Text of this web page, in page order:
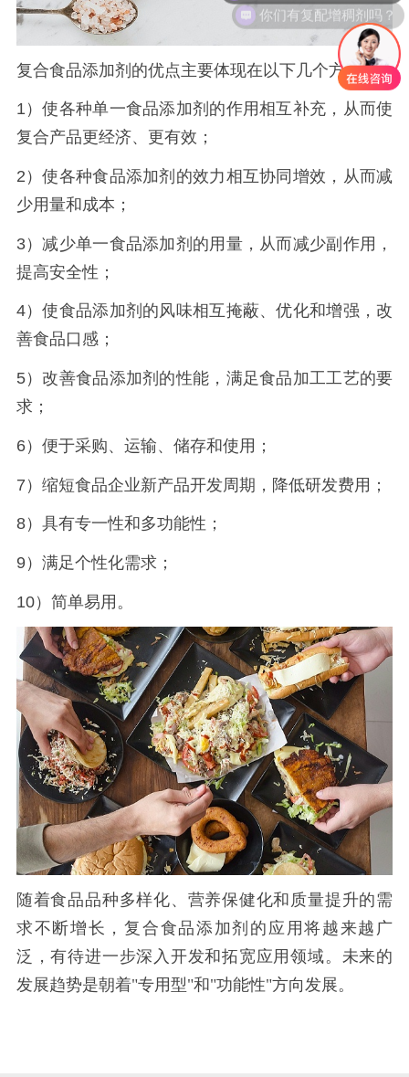
复合食品添加剂的优点主要体现在以下几个方面：
1）使各种单一食品添加剂的作用相互补充，从而使
复合产品更经济、更有效；
2）使各种食品添加剂的效力相互协同增效，从而减
少用量和成本；
3）减少单一食品添加剂的用量，从而减少副作用，
提高安全性；
4）使食品添加剂的风味相互掩蔽、优化和增强，改
善食品口感；
5）改善食品添加剂的性能，满足食品加工工艺的要
求；
6）便于采购、运输、储存和使用；
7）缩短食品企业新产品开发周期，降低研发费用；
8）具有专一性和多功能性；
9）满足个性化需求；
10）简单易用。
随着食品品种多样化、营养保健化和质量提升的需
求不断增长，复合食品添加剂的应用将越来越广
泛，有待进一步深入开发和拓宽应用领域。未来的
发展趋势是朝着"专用型"和"功能性"方向发展。